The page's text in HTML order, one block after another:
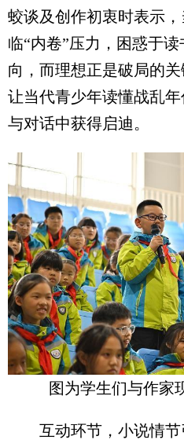
蛟谈及创作初衷时表示
临“内卷”压力，困惑于
向，而理想正是破局的
让当代青少年读懂战乱
与对话中获得启迪。
图为学生们与作家
互动环节，小说情节